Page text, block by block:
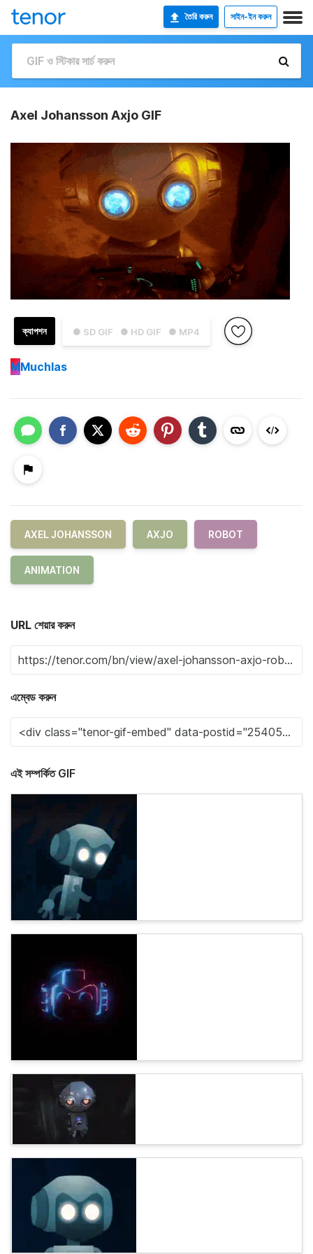
তৈরি করুন সাইন-ইন করুন
Axel Johansson Axjo GIF
● SD GIF ● HD GIF ● MP4
ক্যাপশন
MMuchlas
AXEL JOHANSSON AXJO ROBOT
ANIMATION
URL শেয়ার করুন
এম্বেড করুন
এই সম্পর্কিত GIF